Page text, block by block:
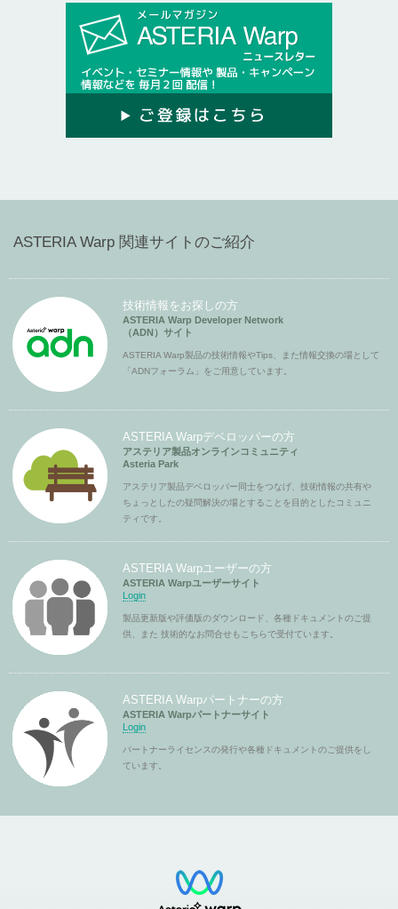
ASTERIA Warp 関連サイトのご紹介
技術情報をお探しの方
ASTERIA Warp Developer Network
（ADN）サイト
ASTERIA Warp製品の技術情報やTips、また情報交換の場として
「ADNフォーラム」をご用意しています。
ASTERIA Warpデベロッパーの方
アステリア製品オンラインコミュニティ
Asteria Park
アステリア製品デベロッパー同士をつなげ、技術情報の共有や
ちょっとしたの疑問解決の場とすることを目的としたコミュニ
ティです。
ASTERIA Warpユーザーの方
ASTERIA Warpユーザーサイト
Login
製品更新版や評価版のダウンロード、各種ドキュメントのご提
供、また 技術的なお問合せもこちらで受付ています。
ASTERIA Warpパートナーの方
ASTERIA Warpパートナーサイト
Login
パートナーライセンスの発行や各種ドキュメントのご提供をし
ています。